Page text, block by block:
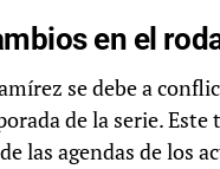
en el
se debe a
de la serie.
las agendas de los